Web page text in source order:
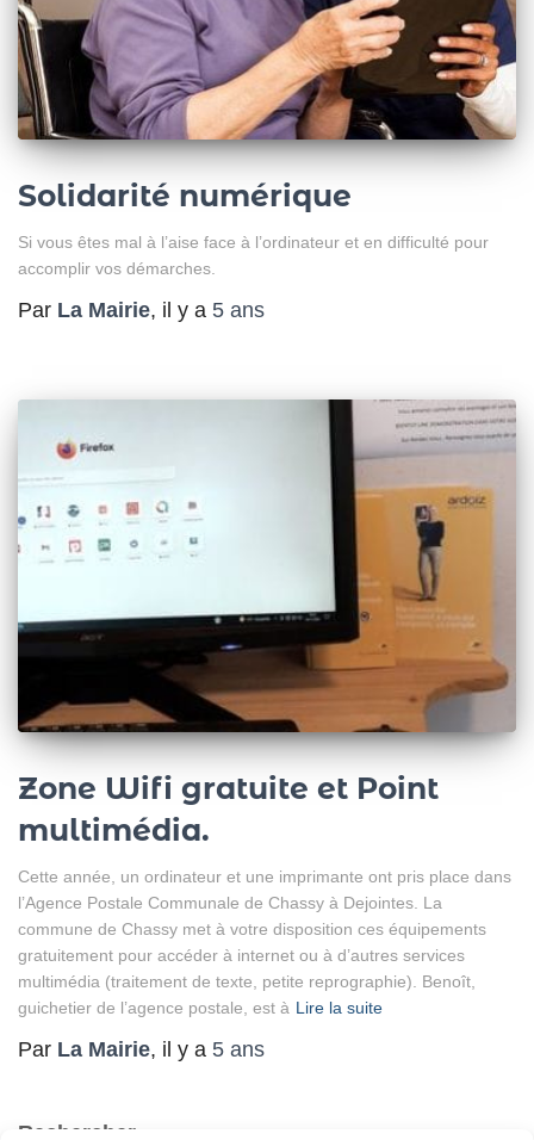
Solidarité numérique
Si vous êtes mal à l’aise face à l’ordinateur et en difficulté pour
accomplir vos démarches.
Par La Mairie, il y a 5 ans
Zone Wifi gratuite et Point
multimédia.
Cette année, un ordinateur et une imprimante ont pris place dans
l’Agence Postale Communale de Chassy à Dejointes. La
commune de Chassy met à votre disposition ces équipements
gratuitement pour accéder à internet ou à d’autres services
multimédia (traitement de texte, petite reprographie). Benoît,
guichetier de l’agence postale, est à Lire la suite
Par La Mairie, il y a 5 ans
Rechercher